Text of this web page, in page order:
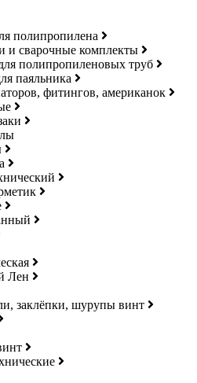
полипропилена
и сварочные комплекты
полипропиленовых труб
паяльника
фитингов, американок
Лен
заклёпки, шурупы винт